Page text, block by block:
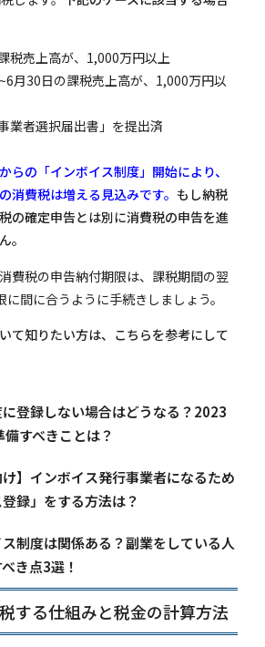
税売上高が、1,000万円以上
月30日の課税売上高が、1,000万円以
業者選択届出書」を提出済
らの「インボイス制度」開始により、
消費税は増える見込みです。 もし納税
の確定申告とは別に消費税の申告を進
。
費税の申告納付期限は、課税期間の翌
間に合うように手続きしましょう。
て知りたい方は、こちらを参考にして
登録しない場合はどうなる？2023
すべきことは？
け】インボイス発行事業者になるため
録」をする方法は？
制度は関係ある？副業をしている人
き点3選！
する仕組みと税金の計算方法